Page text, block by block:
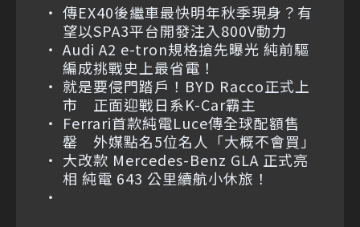
傳EX40後繼車最快明年秋季現身？有
望以SPA3平台開發注入800V動力
Audi A2 e-tron規格搶先曝光 純前驅
編成挑戰史上最省電！
就是要侵門踏戶！BYD Racco正式上
市 正面迎戰日系K-Car霸主
Ferrari首款純電Luce傳全球配額售
罄 外媒點名5位名人「大概不會買」
大改款 Mercedes-Benz GLA 正式亮
相 純電 643 公里續航小休旅！